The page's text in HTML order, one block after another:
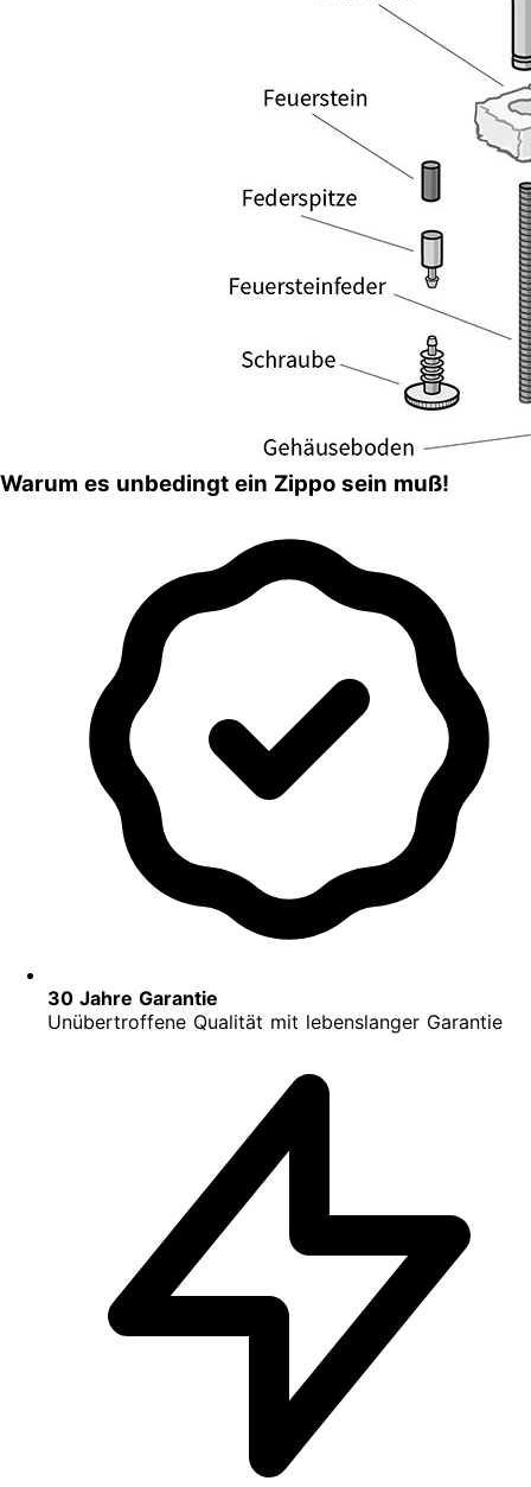
Warum es unbedingt ein Zippo sein muß!
30 Jahre Garantie
Unübertroffene Qualität mit lebenslanger Garantie